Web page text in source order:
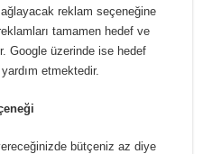
reklam seçeneğine
tamamen hedef ve
Google üzerinde ise hedef
etmektedir.
bütçeniz az diye